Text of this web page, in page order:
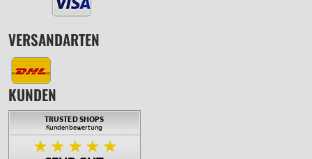
VERSANDARTEN
KUNDEN